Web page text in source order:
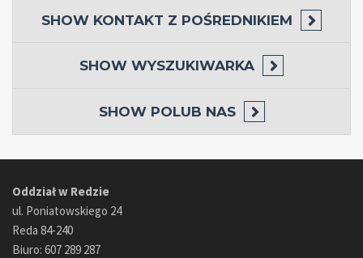
SHOW KONTAKT Z POŚREDNIKIEM
SHOW WYSZUKIWARKA
SHOW POLUB NAS
Oddział w Redzie
ul. Poniatowskiego 24
Reda 84-240
Biuro: 607 289 287